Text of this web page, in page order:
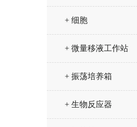
+ 细胞
+ 微量移液工作站
+ 振荡培养箱
+ 生物反应器